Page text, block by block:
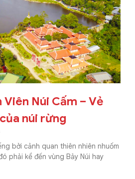
Viên Núi Cấm – Vẻ
núi rừng
bởi cảnh quan thiên nhiên nhuốm
phải kể đến vùng Bảy Núi hay